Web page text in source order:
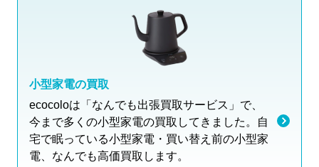
小型家電の買取
ecocoloは「なんでも出張買取サービス」で、
今まで多くの小型家電の買取してきました。自
宅で眠っている小型家電・買い替え前の小型家
電、なんでも高価買取します。